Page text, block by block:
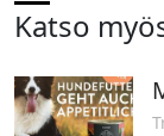
Katso